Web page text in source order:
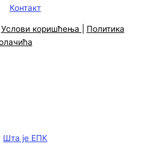
Контакт
Услови коришћења
Политика
Шта је ЕПК